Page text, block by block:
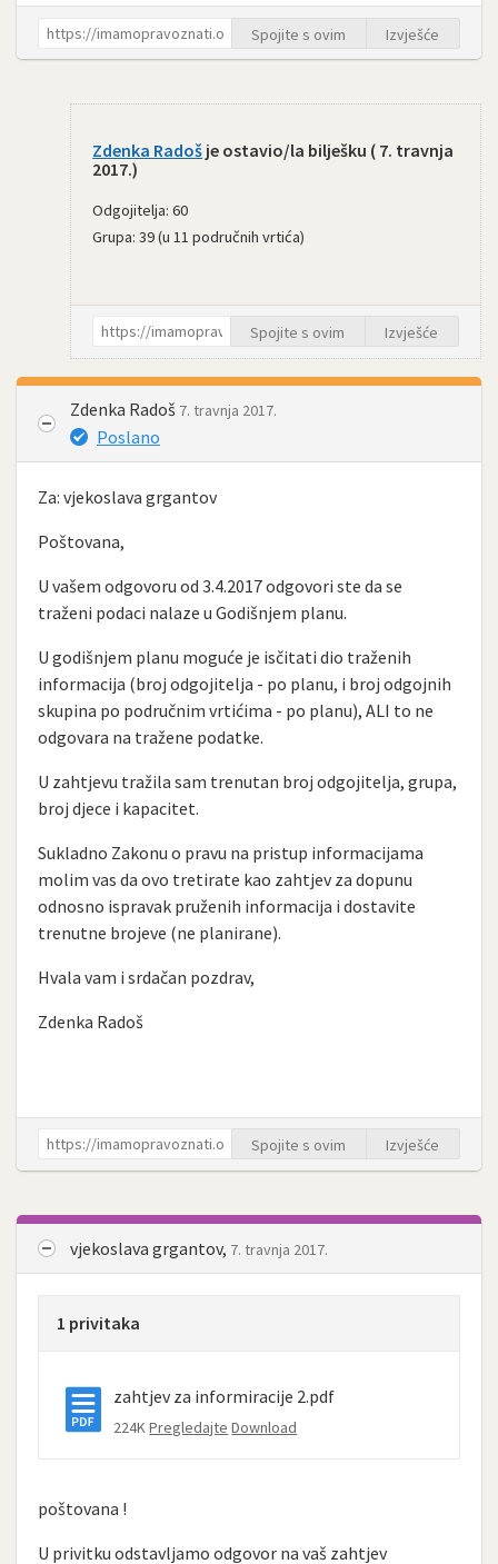
Spojite s ovim Izvješće
Zdenka Radoš je ostavio/la bilješku ( 7. travnja
2017.)
Odgojitelja: 60
Grupa: 39 (u 11 područnih vrtića)
Spojite s ovim Izvješće
Zdenka Radoš 7. travnja 2017.
Poslano
Za: vjekoslava grgantov
Poštovana,
U vašem odgovoru od 3.4.2017 odgovori ste da se
traženi podaci nalaze u Godišnjem planu.
U godišnjem planu moguće je isčitati dio traženih
informacija (broj odgojitelja - po planu, i broj odgojnih
skupina po područnim vrtićima - po planu), ALI to ne
odgovara na tražene podatke.
U zahtjevu tražila sam trenutan broj odgojitelja, grupa,
broj djece i kapacitet.
Sukladno Zakonu o pravu na pristup informacijama
molim vas da ovo tretirate kao zahtjev za dopunu
odnosno ispravak pruženih informacija i dostavite
trenutne brojeve (ne planirane).
Hvala vam i srdačan pozdrav,
Zdenka Radoš
Spojite s ovim Izvješće
vjekoslava grgantov, 7. travnja 2017.
1 privitaka
zahtjev za informiracije 2.pdf
224KPregledajte Download
poštovana !
U privitku odstavljamo odgovor na vaš zahtjev